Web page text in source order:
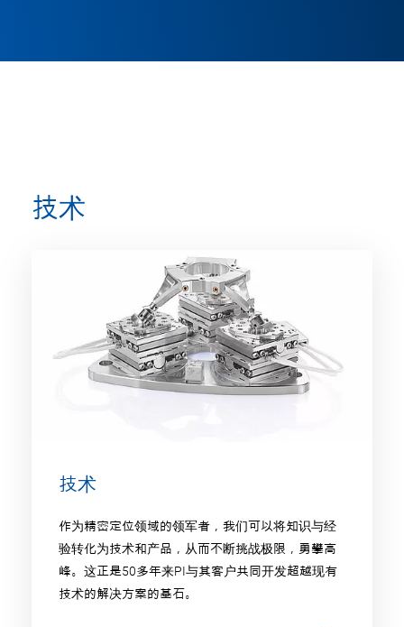
技术
技术
作为精密定位领域的领军者，我们可以将知识与经
验转化为技术和产品，从而不断挑战极限，勇攀高
峰。这正是50多年来PI与其客户共同开发超越现有
技术的解决方案的基石。